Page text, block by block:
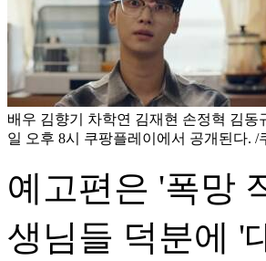
배우 김향기 차학연 김재현 손정혁 김
일 오후 8시 쿠팡플레이에서 공개된다. /
예고편은 '폭망
생님들 덕분에 '